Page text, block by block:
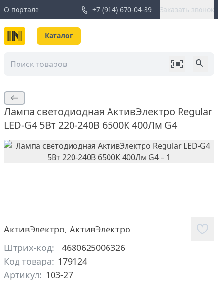
О портале +7 (914) 670-04-89 Заказать звонок
Каталог
Лампа светодиодная АктивЭлектро Regular
LED-G4 5Вт 220-240В 6500К 400Лм G4
АктивЭлектро, АктивЭлектро
Штрих-код:
4680625006326
Код товара: 179124
Артикул: 103-27